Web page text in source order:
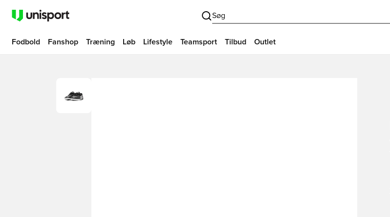
Søg
Fodbold Fanshop Træning Løb Lifestyle Teamsport Tilbud Outlet